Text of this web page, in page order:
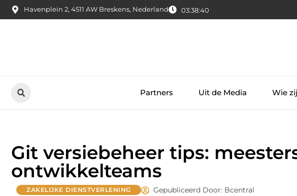
Havenplein 2, 4511 AW Breskens, Nederland 03:38:41
Partners Uit de Media Wie
Git versiebeheer tips:
ontwikkelteams
ZAKELIJKE DIENSTVERLENING Gepubliceerd Door: Bcentral